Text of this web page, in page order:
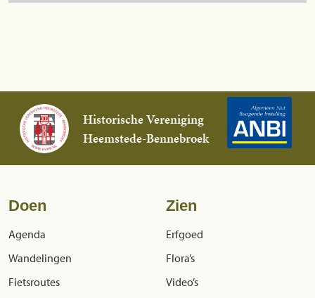
Historische Vereniging
Heemstede-Bennebroek
Doen
Agenda
Wandelingen
Fietsroutes
Zien
Erfgoed
Flora’s
Video’s